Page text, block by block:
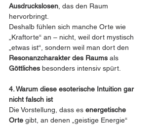
Ausdruckslosen , das den Raum
hervorbringt.
Deshalb fühlen sich manche Orte wie
„Kraftorte“ an – nicht, weil dort mystisch
„etwas ist“, sondern weil man dort den
Resonanzcharakter des Raums als
Göttliches besonders intensiv spürt.
4. Warum diese esoterische Intuition gar
nicht falsch ist
Die Vorstellung, dass es energetische
Orte gibt, an denen „geistige Energie“